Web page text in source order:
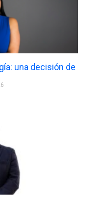
una decisión de